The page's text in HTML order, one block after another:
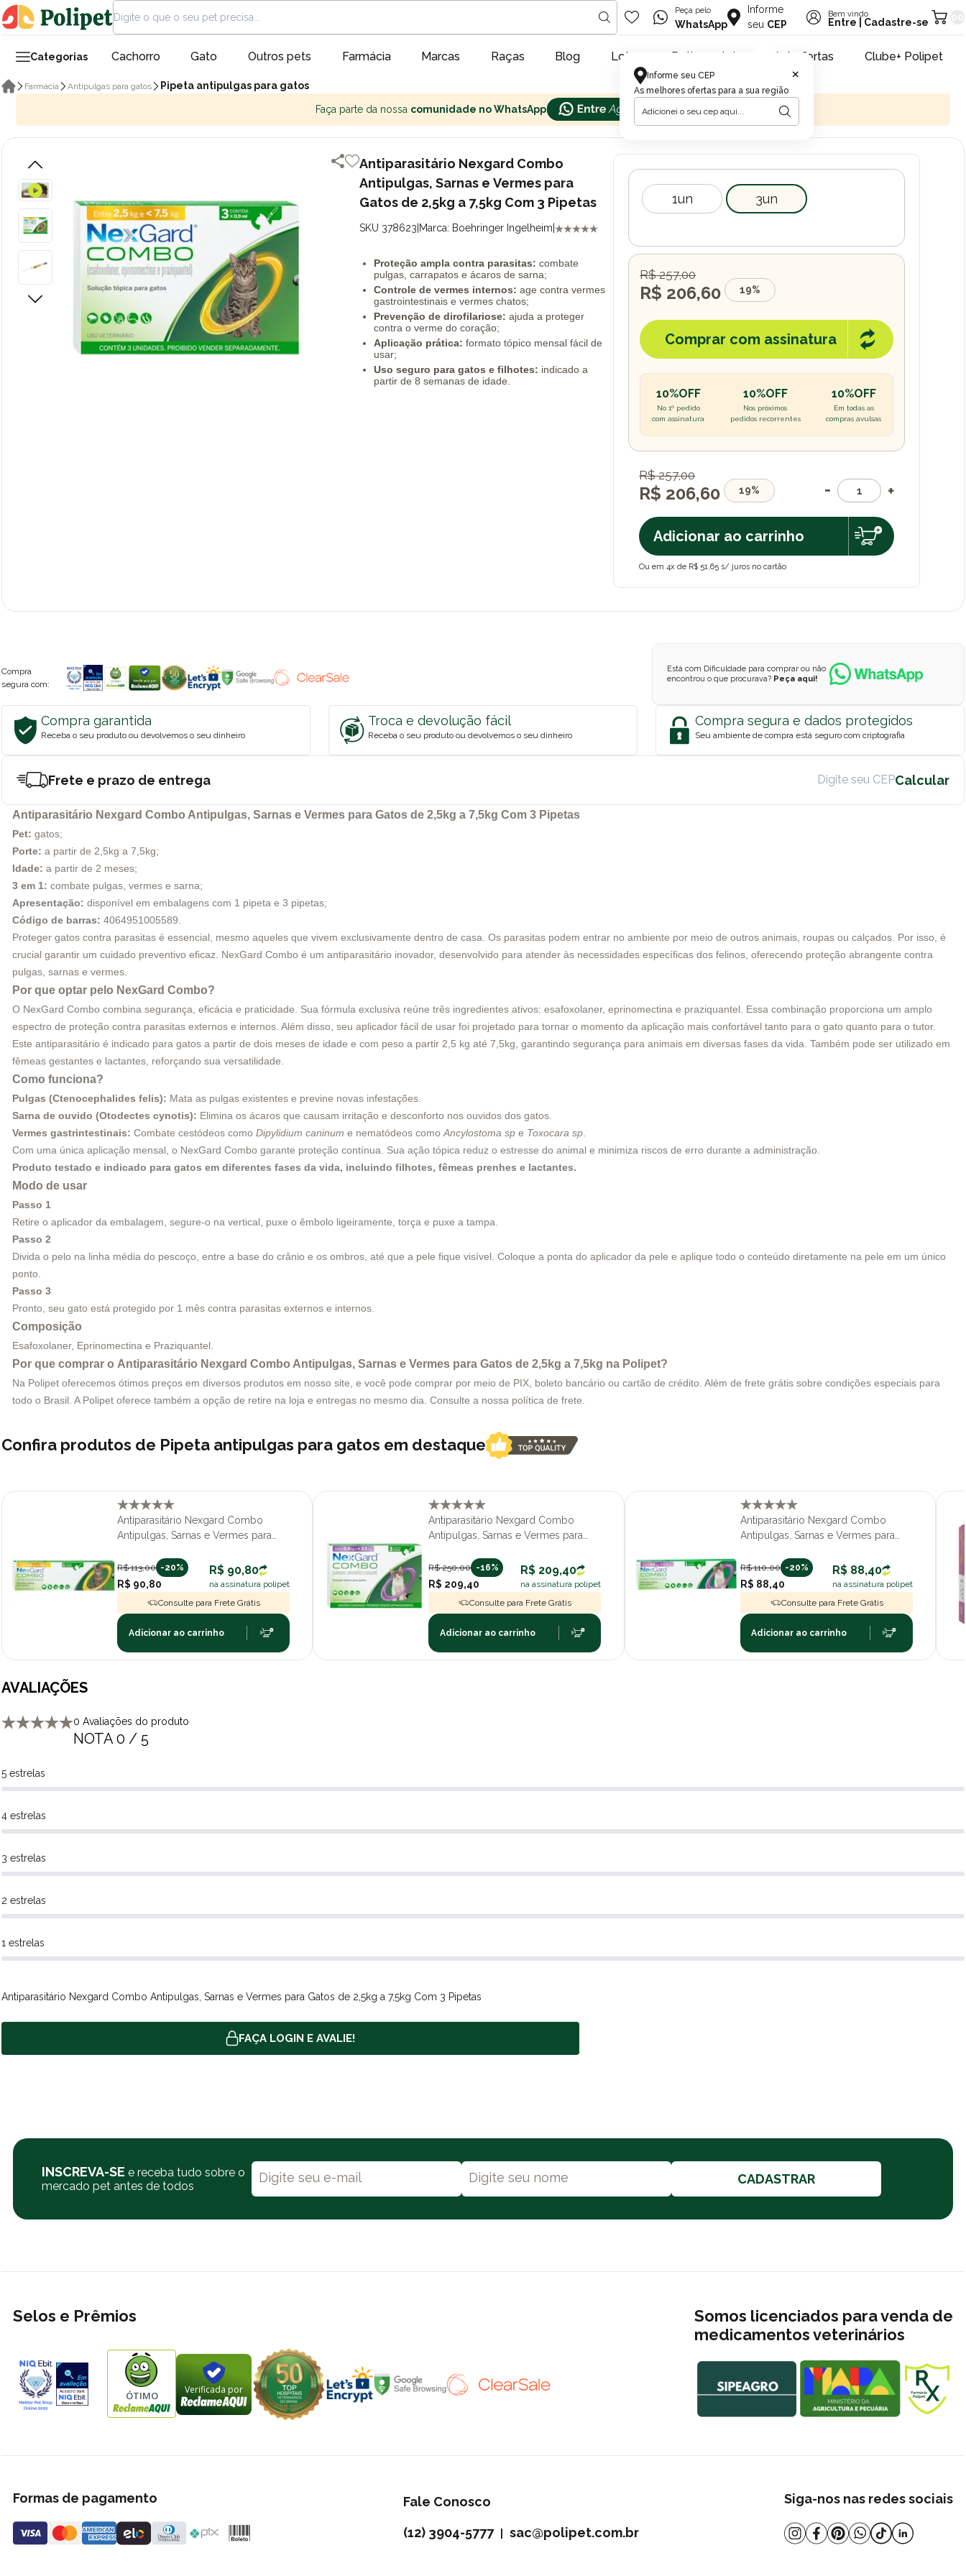
Peça pelo
WhatsApp
Informe
seu CEP
Informe seu CEP
As melhores ofertas para a sua região
×
Bem vindo
Entre Cadastre-se
Categorias Cachorro Gato Outros pets Farmácia Marcas Raças Blog Lojas Retire na loja Pet ofertas Clube+ Polipet
Faça parte da nossa comunidade no WhatsApp
Farmácia Antipulgas para gatos Pipeta antipulgas para gatos
Antiparasitário Nexgard Combo
Antipulgas, Sarnas e Vermes para
Gatos de 2,5kg a 7,5kg Com 3 Pipetas
SKU 378623 Marca: Boehringer Ingelheim |
Proteção ampla contra parasitas:combate
pulgas, carrapatos e ácaros de sarna;
Controle de vermes internos: age contra vermes
gastrointestinais e vermes chatos;
Prevenção de dirofilariose:ajuda a proteger
contra o verme do coração;
Aplicação prática: formato tópico mensal fácil de
usar;
Uso seguro para gatos e filhotes: indicado a
partir de 8 semanas de idade.
1un 3un
R$ 257,00
R$ 206,60 19%
Adicionar ao carrinho
Ou em 4x de R$ 51,65 s/ juros no cartão
R$ 257,00
R$ 206,60 19%
Comprar com assinatura
10%OFF
No 1º pedido
com assinatura
10%OFF
Nos próximos
pedidos recorrentes
10%OFF
Em todas as
compras avulsas
Compra
segura com:
Está com Dificuldade para comprar ou não
encontrou o que procurava? Peça aqui!
Compra garantida
Receba o seu produto ou devolvemos o seu dinheiro
Troca e devolução fácil
Receba o seu produto ou devolvemos o seu dinheiro
Compra segura e dados protegidos
Seu ambiente de compra está seguro com criptografia
Frete e prazo de entrega
Antiparasitário Nexgard Combo Antipulgas, Sarnas e Vermes para Gatos de 2,5kg a 7,5kg Com 3 Pipetas
Pet: gatos;
Porte: a partir de 2,5kg a 7,5kg;
Idade: a partir de 2 meses;
3 em 1: combate pulgas, vermes e sarna;
Apresentação: disponível em embalagens com 1 pipeta e 3 pipetas;
Código de barras: 4064951005589
Proteger gatos contra parasitas é essencial, mesmo aqueles que vivem exclusivamente dentro de casa. Os parasitas podem entrar no ambiente por meio de outros animais, roupas ou calçados. Por isso, é
crucial garantir um cuidado preventivo eficaz. NexGard Combo é um antiparasitário inovador, desenvolvido para atender às necessidades específicas dos felinos, oferecendo proteção abrangente contra
pulgas, sarnas e vermes.
Por que optar pelo NexGard Combo?
O NexGard Combo combina segurança, eficácia e praticidade. Sua fórmula exclusiva reúne três ingredientes ativos: esafoxolaner, eprinomectina e praziquantel. Essa combinação proporciona um amplo
espectro de proteção contra parasitas externos e internos. Além disso, seu aplicador fácil de usar foi projetado para tornar o momento da aplicação mais confortável tanto para o gato quanto para o tutor.
Este antiparasitário é indicado para gatos a partir de dois meses de idade e com peso a partir 2,5 kg até 7,5kg, garantindo segurança para animais em diversas fases da vida. Também pode ser utilizado em
fêmeas gestantes e lactantes, reforçando sua versatilidade.
Como funciona?
Pulgas (Ctenocephalides felis): Mata as pulgas existentes e previne novas infestações.
Sarna de ouvido (Otodectes cynotis): Elimina os ácaros que causam irritação e desconforto nos ouvidos dos gatos.
Vermes gastrintestinais: Combate cestódeos como Dipylidium caninum e nematódeos como Ancylostoma sp e Toxocara sp
Com uma única aplicação mensal, o NexGard Combo garante proteção contínua. Sua ação tópica reduz o estresse do animal e minimiza riscos de erro durante a administração.
Produto testado e indicado para gatos em diferentes fases da vida, incluindo filhotes, fêmeas prenhes e lactantes.
Modo de usar
Passo 1
Retire o aplicador da embalagem, segure-o na vertical, puxe o êmbolo ligeiramente, torça e puxe a tampa.
Passo 2
Divida o pelo na linha média do pescoço, entre a base do crânio e os ombros, até que a pele fique visível. Coloque a ponta do aplicador da pele e aplique todo o conteúdo diretamente na pele em um único
ponto.
Passo 3
Pronto, seu gato está protegido por 1 mês contra parasitas externos e internos.
Composição
Esafoxolaner, Eprinomectina e Praziquantel.
Por que comprar o Antiparasitário Nexgard Combo Antipulgas, Sarnas e Vermes para Gatos de 2,5kg a 7,5kg na Polipet?
Na Polipet oferecemos ótimos preços em diversos produtos em nosso site, e você pode comprar por meio de PIX, boleto bancário ou cartão de crédito. Além de frete grátis sobre condições especiais para
todo o Brasil. A Polipet oferece também a opção de retire na loja e entregas no mesmo dia. Consulte a nossa política de frete.
Confira produtos de Pipeta antipulgas para gatos em destaque
Antiparasitário Nexgard Combo
Antipulgas, Sarnas e Vermes para
R$ 113,00 -20%
R$ 90,80
R$ 90,80
na assinatura polipet
Consulte para Frete Grátis
Adicionar ao carrinho
Antiparasitário Nexgard Combo
Antipulgas, Sarnas e Vermes para
R$ 250,00 -16%
R$ 209,40
R$ 209,40
na assinatura polipet
Consulte para Frete Grátis
Adicionar ao carrinho
Antiparasitário Nexgard Combo
Antipulgas, Sarnas e Vermes para
R$ 110,00 -20%
R$ 88,40
R$ 88,40
na assinatura polipet
Consulte para Frete Grátis
Adicionar ao carrinho
AVALIAÇÕES
0 Avaliações do produto
NOTA 0 / 5
5 estrelas
4 estrelas
3 estrelas
2 estrelas
1 estrelas
Antiparasitário Nexgard Combo Antipulgas, Sarnas e Vermes para Gatos de 2,5kg a 7,5kg Com 3 Pipetas
FAÇA LOGIN E AVALIE!
INSCREVA-SE e receba tudo sobre o
mercado pet antes de todos
CADASTRAR
Selos e Prêmios
ÓTIMO Verificada por
Somos licenciados para venda de
medicamentos veterinários
Formas de pagamento Fale Conosco
(12) 3904-5777| sac@polipet.com.br
Siga-nos nas redes sociais